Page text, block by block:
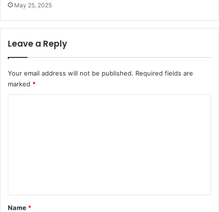
May 25, 2025
Leave a Reply
Your email address will not be published. Required fields are
marked *
*
Name *